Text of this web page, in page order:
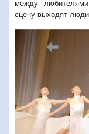
между
сцену выходят
Предыдущий